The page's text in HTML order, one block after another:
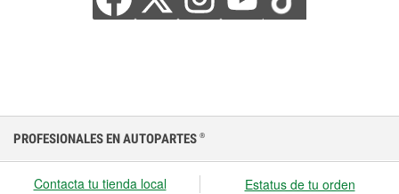
PROFESIONALES EN AUTOPARTES ®
Contacta tu tienda local Estatus de tu orden